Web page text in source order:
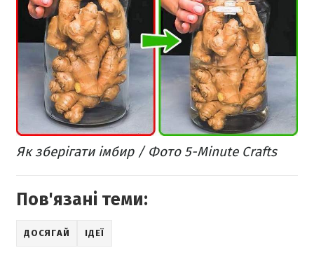
Як зберігати імбир / Фото 5-Minute Crafts
Пов'язані теми:
ДОСЯГАЙ ІДЕЇ